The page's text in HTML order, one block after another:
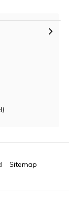
Sitemap